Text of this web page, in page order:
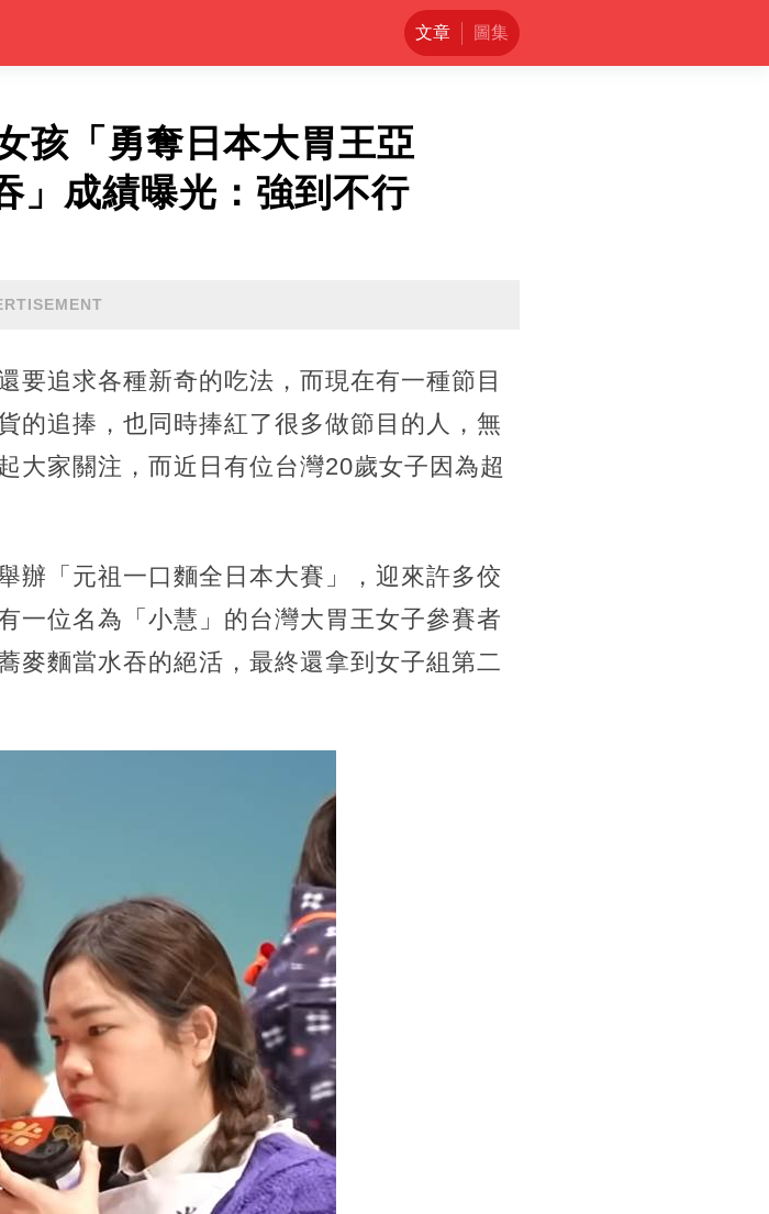
文章 圖集
孩「勇奪日本大胃王亞
成績曝光：強到不行
要追求各種新奇的吃法，而現在有一種節目
的追捧，也同時捧紅了很多做節目的人，無
大家關注，而近日有位台灣20歲女子因為超
辦「元祖一口麵全日本大賽」，迎來許多佼
一位名為「小慧」的台灣大胃王女子參賽者
麥麵當水吞的絕活，最終還拿到女子組第二